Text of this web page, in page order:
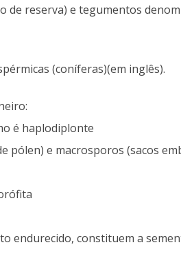
de reserva) e tegumentos
(coníferas)(em inglês).
é haplodiplonte
pólen) e macrosporos (sacos
endurecido, constituem a